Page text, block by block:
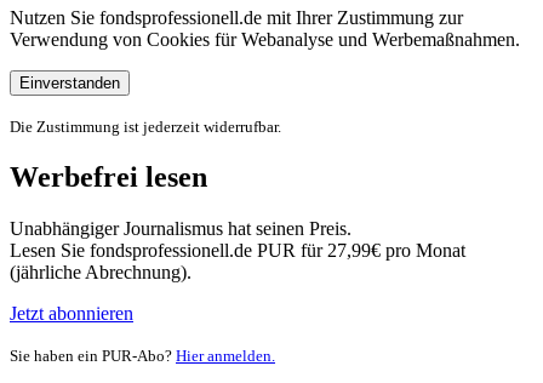
Nutzen Sie fondsprofessionell.de mit Ihrer Zustimmung zur
Verwendung von Cookies für Webanalyse und Werbemaßnahmen.
Einverstanden
Die Zustimmung ist jederzeit widerrufbar.
Werbefrei lesen
Unabhängiger Journalismus hat seinen Preis.
Lesen Sie fondsprofessionell.de PUR für 27,99€ pro Monat
(jährliche Abrechnung).
Jetzt abonnieren
Sie haben ein PUR-Abo? Hier anmelden.